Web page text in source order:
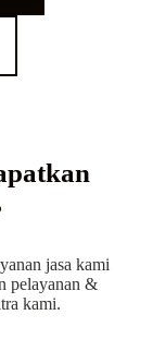
jasa kami
pelayanan &
kami.